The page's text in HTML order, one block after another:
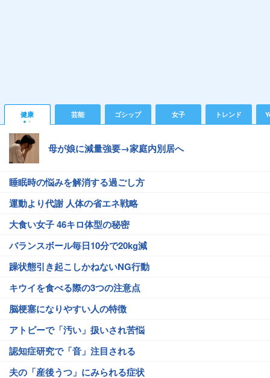
健康 芸能 ゴシップ 女子 トレンド
母が娘に減量強要→家庭内別居へ
睡眠時の悩みを解消する過ごし方
運動より代謝 人体の省エネ戦略
大食い女子 46キロ体型の秘密
バランスボール毎日10分で20kg減
躁状態引き起こしかねないNG行動
キウイを食べる際の3つの注意点
脳梗塞になりやすい人の特徴
アトピーで「汚い」扱いされ苦悩
認知症研究で「音」注目される
夫の「産後うつ」にみられる症状